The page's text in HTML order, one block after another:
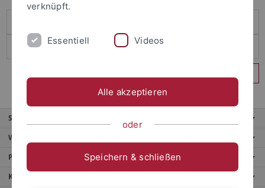
Service
Weitere Angebote
Portale
Kontaktinfo
verknüpft.
Essentiell Videos
Alle akzeptieren
oder
Speichern & schließen